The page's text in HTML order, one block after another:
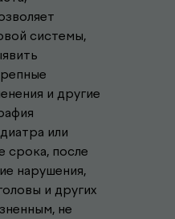
системы,
и другие
или
срока, после
нарушения,
и других
не